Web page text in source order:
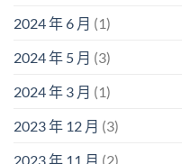
2024 年 6 月 (1)
2024 年 5 月 (3)
2024 年 3 月 (1)
2023 年 12 月 (3)
2023 年 11 月 (2)